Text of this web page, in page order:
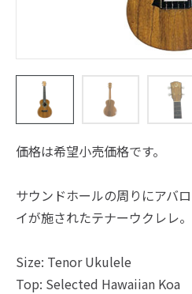
価格は希望小売価格です。
サウンドホールの周りにアバ
イが施されたテナーウクレレ。
Size: Tenor Ukulele
Top: Selected Hawaiian Koa